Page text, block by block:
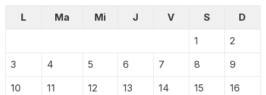
L Ma Mi J V S
D
1
2
3
4 5 6 7 8
9
10
11 12 13 14 15
16